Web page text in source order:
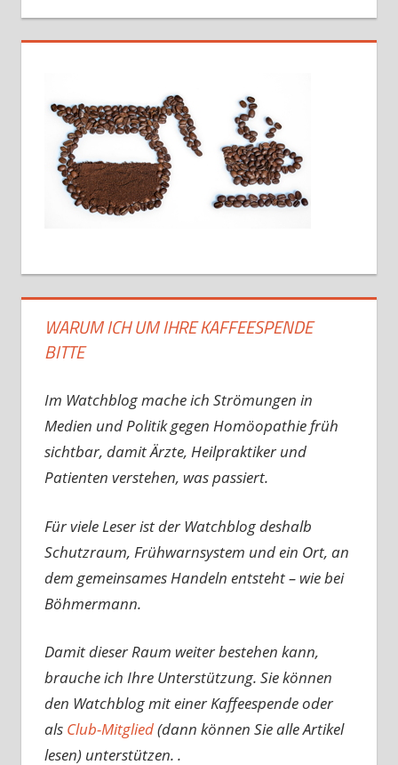
WARUM ICH UM IHRE KAFFEESPENDE
BITTE
Im Watchblog mache ich Strömungen in
Medien und Politik gegen Homöopathie früh
sichtbar, damit Ärzte, Heilpraktiker und
Patienten verstehen, was passiert.
Für viele Leser ist der Watchblog deshalb
Schutzraum, Frühwarnsystem und ein Ort, an
dem gemeinsames Handeln entsteht – wie bei
Böhmermann.
Damit dieser Raum weiter bestehen kann,
brauche ich Ihre Unterstützung. Sie können
den Watchblog mit einer Kaffeespende oder
als Club-Mitglied(dann können Sie alle Artikel
lesen) unterstützen. .